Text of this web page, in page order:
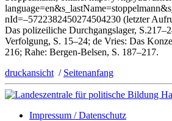
nId=–5722382450274504230 (letzter
Das polizeiliche Durchgangslager,
Verfolgung, S. 15–24; de Vries: Das
216; Rahe: Bergen-Belsen, S. 187–217.
druckansicht / Seitenanfang
Impressum / Datenschutz